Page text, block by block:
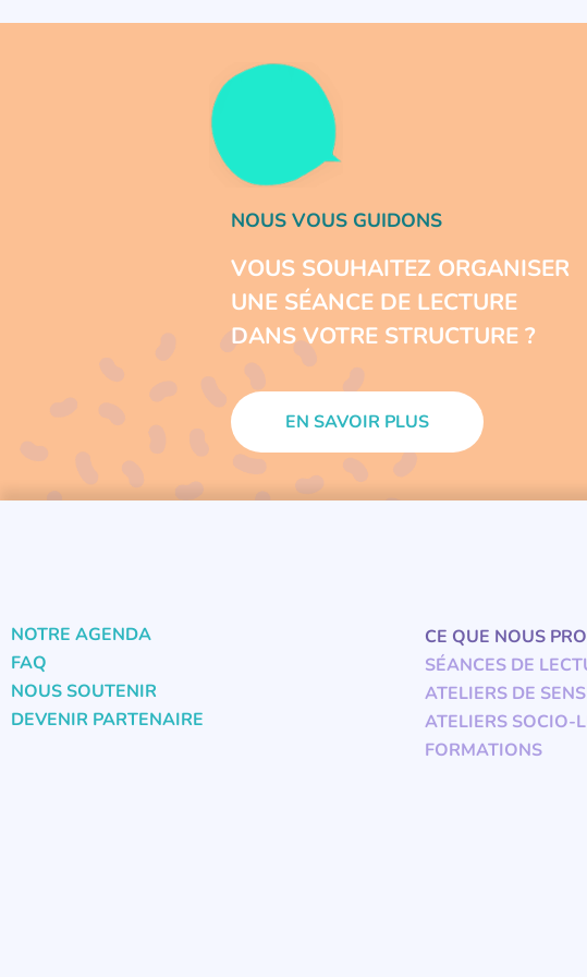
NOUS VOUS GUIDONS
VOUS SOUHAITEZ ORGANISER
UNE SÉANCE DE LECTURE
DANS VOTRE STRUCTURE ?
EN SAVOIR PLUS
NOTRE AGENDA
FAQ
NOUS SOUTENIR
DEVENIR PARTENAIRE
CE QUE NOUS
SÉANCES DE
ATELIERS DE
ATELIERS SOCIO-
FORMATIONS